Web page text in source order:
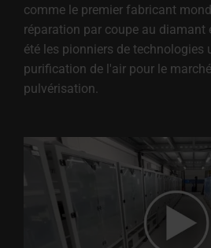
comme le premier fabricant
réparation par coupe au diamant
été les pionniers de technologies
purification de l'air pour le
pulvérisation.